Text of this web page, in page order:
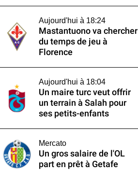
Aujourd'hui à 18:24
Mastantuono va chercher
du temps de jeu à
Florence
Aujourd'hui à 18:04
Un maire turc veut offrir
un terrain à Salah pour
ses petits-enfants
Mercato
Un gros salaire de l'OL
part en prêt à Getafe